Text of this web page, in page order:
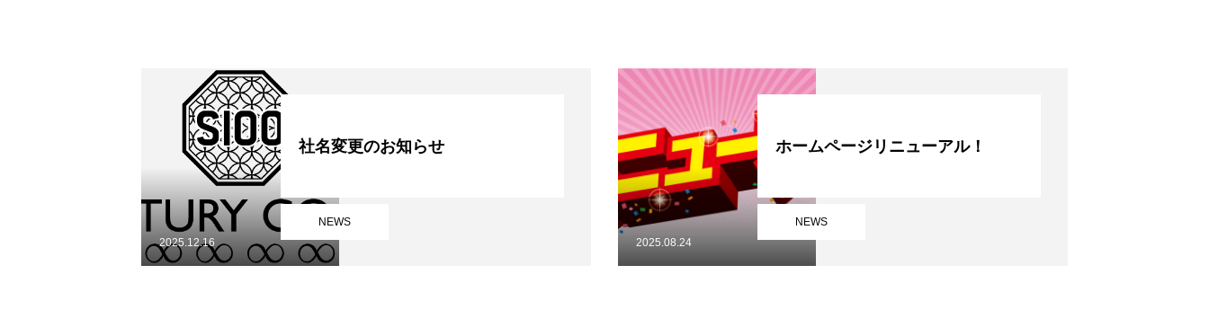
出張買取
店頭買取 NEWS
社名変更のお知らせ
2025.12.16
NEWS
ホームページリニューアル！
2025.08.24